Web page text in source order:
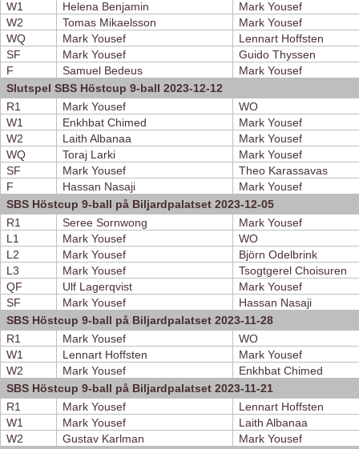
W1 Helena Benjamin
Mark Yousef
W2
Tomas Mikaelsson
Mark Yousef
WQ
Mark Yousef
Lennart Hoffsten
SF
Mark Yousef
Guido Thyssen
F
Samuel Bedeus
Mark Yousef
Slutspel SBS Höstcup 9-ball 2023-12-12
R1
Mark Yousef
WO
W1
Enkhbat Chimed
Mark Yousef
W2
Laith Albanaa
Mark Yousef
WQ
Toraj Larki
Mark Yousef
SF
Mark Yousef
Theo Karassavas
F
Hassan Nasaji
Mark Yousef
SBS Höstcup 9-ball på Biljardpalatset 2023-12-05
R1
Seree Sornwong
Mark Yousef
L1
Mark Yousef
WO
L2
Mark Yousef
Björn Odelbrink
L3
Mark Yousef
Tsogtgerel Choisuren
QF
Ulf Lagerqvist
Mark Yousef
SF
Mark Yousef
Hassan Nasaji
SBS Höstcup 9-ball på Biljardpalatset 2023-11-28
R1
Mark Yousef
WO
W1
Lennart Hoffsten
Mark Yousef
W2
Mark Yousef
Enkhbat Chimed
SBS Höstcup 9-ball på Biljardpalatset 2023-11-21
R1
Mark Yousef
Lennart Hoffsten
W1
Mark Yousef
Laith Albanaa
W2
Gustav Karlman
Mark Yousef